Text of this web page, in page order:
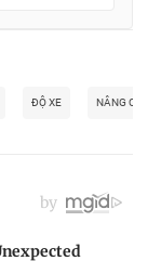
ĐỘ XE NÂNG CẤP